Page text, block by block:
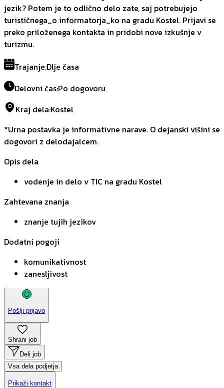
jezik? Potem je to odlično delo zate, saj potrebujejo
turističnega_o informatorja_ko na gradu Kostel. Prijavi se
preko priloženega kontakta in pridobi nove izkušnje v
turizmu.
Trajanje:Dlje časa
Delovni čas:Po dogovoru
Kraj dela:Kostel
*Urna postavka je informativne narave. O dejanski višini se
dogovori z delodajalcem.
Opis dela
vodenje in delo v TIC na gradu Kostel
Zahtevana znanja
znanje tujih jezikov
Dodatni pogoji
komunikativnost
zanesljivost
Pošlji prijavo
Shrani job
Deli job
Vsa dela podjetja
Prikaži kontakt